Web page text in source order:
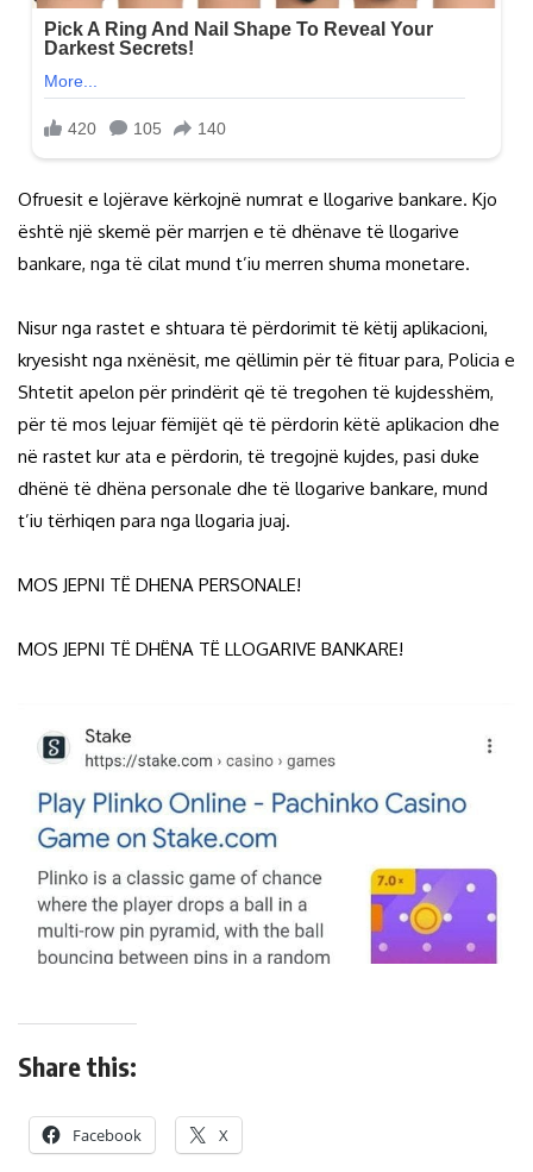
Ofruesit e lojërave kërkojnë numrat e llogarive bankare. Kjo
është një skemë për marrjen e të dhënave të llogarive
bankare, nga të cilat mund t’iu merren shuma monetare.
Nisur nga rastet e shtuara të përdorimit të këtij aplikacioni,
kryesisht nga nxënësit, me qëllimin për të fituar para, Policia e
Shtetit apelon për prindërit që të tregohen të kujdesshëm,
për të mos lejuar fëmijët që të përdorin këtë aplikacion dhe
në rastet kur ata e përdorin, të tregojnë kujdes, pasi duke
dhënë të dhëna personale dhe të llogarive bankare, mund
t’iu tërhiqen para nga llogaria juaj.
MOS JEPNI TË DHENA PERSONALE!
MOS JEPNI TË DHËNA TË LLOGARIVE BANKARE!
Share this:
Facebook X